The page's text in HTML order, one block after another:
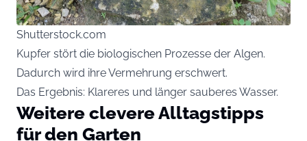
Shutterstock.com
Kupfer stört die biologischen Prozesse der Algen.
Dadurch wird ihre Vermehrung erschwert.
Das Ergebnis: Klareres und länger sauberes Wasser.
Weitere clevere Alltagstipps
für den Garten